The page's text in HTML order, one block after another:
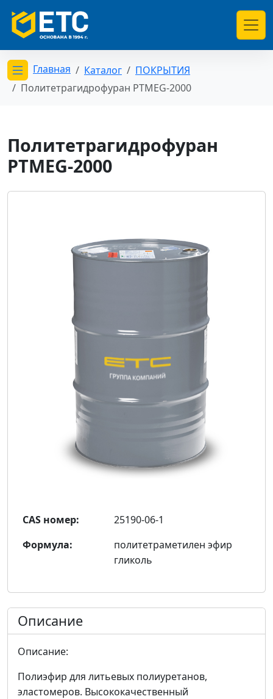
Открыть меню категорий
Главная Каталог
ПОКРЫТИЯ
Политетрагидрофуран PTMEG-2000
Политетрагидрофуран
PTMEG-2000
CAS номер:
25190-06-1
Формула:
политетраметилен эфир
гликоль
Описание
Описание:
Полиэфир для литьевых полиуретанов,
эластомеров. Высококачественный